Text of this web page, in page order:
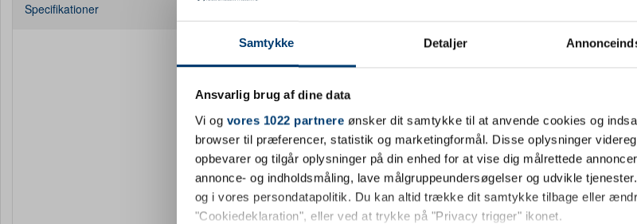
Samtykke Detaljer
Ansvarlig brug af dine data
Vi og vores 1022 partnere ønsker dit samtykke til at anvende cookies og
browser til præferencer, statistik og marketingformål. Disse oplysninger
opbevarer og tilgår oplysninger på din enhed for at vise dig målrettede
annonce- og indholdsmåling, lave målgruppeundersøgelser og udvikle
og i vores persondatapolitik. Du kan altid trække dit samtykke tilbage eller
"Cookiedeklaration", eller ved at trykke på "Privacy trigger" ikonet.
Specifikationer
Materiale
Højde mm
Bredde mm 17
Nationalitet Grønland, Ukraine
Minimumsbestilling 1